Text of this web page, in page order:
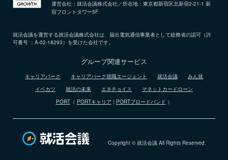
運営会社：就活会議株式会社／所在地：東京都新宿区北新宿2-21-1 新
宿フロントタワー5F
就活会議を運営する就活会議株式会社は、届出電気通信事業者として総務省の認可（許
可番号 ：A-02-18293）を受けた会社です。